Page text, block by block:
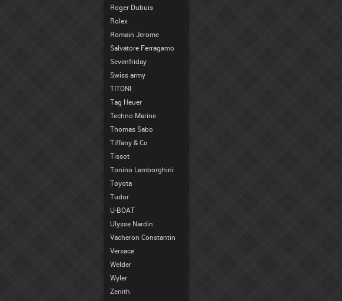
Roger Dubuis
Rolex
Romain Jerome
Salvatore Ferragamo
Sevenfriday
Swiss army
TITONI
Tag Heuer
Techno Marine
Thomas Sabo
Tiffany & Co
Tissot
Tonino Lamborghini
Toyota
Tudor
U-BOAT
Ulysse Nardin
Vacheron Constantin
Versace
Welder
Wyler
Zenith